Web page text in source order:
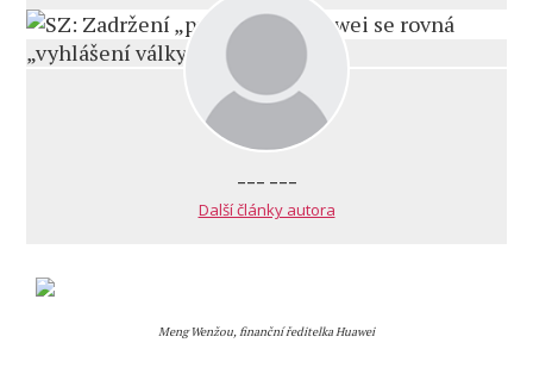
--- ---
Další články autora
Meng Wenžou, finanční ředitelka Huawei